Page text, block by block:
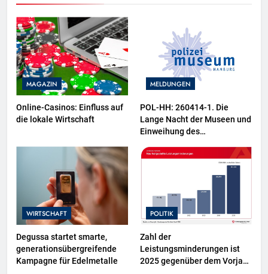
MAGAZIN
Online-Casinos: Einfluss auf
die lokale Wirtschaft
MELDUNGEN
POL-HH: 260414-1. Die
Lange Nacht der Museen und
Einweihung des
sowie neuer
Ausstellungsbereiche im
Polizeimuseum Hamburg
WIRTSCHAFT
Degussa startet smarte,
generationsübergreifende
Kampagne für Edelmetalle
POLITIK
Zahl der
Leistungsminderungen ist
2025 gegenüber dem Vorjahr